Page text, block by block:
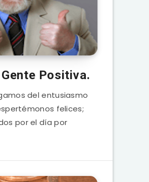
Positiva.
del entusiasmo
felices;
por el día por